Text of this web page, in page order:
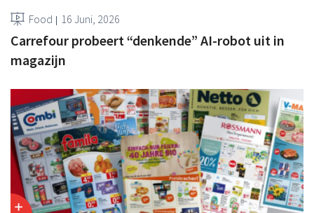
Food 16 Juni, 2026
Carrefour probeert “denkende” AI-robot uit in
magazijn